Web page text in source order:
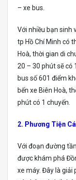
– xe bus.
Với nhiều bạn sinh
tp Hồ Chí Minh có
Hoà, thời gian di
20 – 30 phút sẽ có
bus số 601 điểm
bến xe Biên Hoà,
phút có 1 chuyến.
2. Phương Tiện
Với đoạn đường
được khám phá
xe máy. Đây là giải